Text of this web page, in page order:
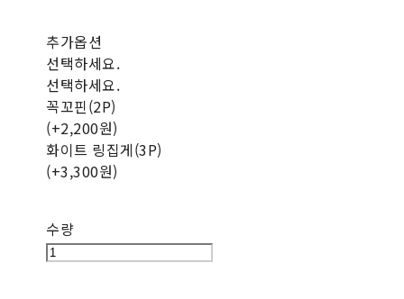
추가옵션
선택하세요.
선택하세요.
꼭꼬핀(2P)
(+2,200원)
화이트 링집게(3P)
(+3,300원)
수량